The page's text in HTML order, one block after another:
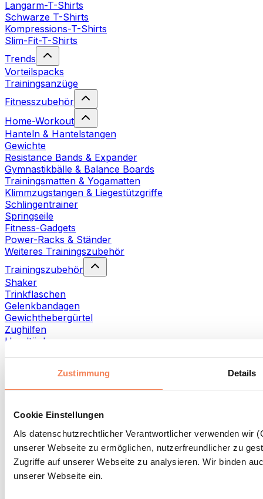
Zustimmung Details
Cookie Einstellungen
Als datenschutzrechtlicher Verantwortlicher verwenden wir
unserer Webseite zu ermöglichen, nutzerfreundlicher zu
Zugriffe auf unserer Webseite zu analysieren. Wir binden
unserer Webseite ein.
Langarm-T-Shirts
Schwarze T-Shirts
Kompressions-T-Shirts
Slim-Fit-T-Shirts
Trends
Vorteilspacks
Trainingsanzüge
Fitnesszubehör
Home-Workout
Hanteln & Hantelstangen
Gewichte
Resistance Bands & Expander
Gymnastikbälle & Balance Boards
Trainingsmatten & Yogamatten
Klimmzugstangen & Liegestützgriffe
Schlingentrainer
Springseile
Fitness-Gadgets
Power-Racks & Ständer
Weiteres Trainingszubehör
Trainingszubehör
Shaker
Trinkflaschen
Gelenkbandagen
Gewichthebergürtel
Zughilfen
Handtücher
Faszien- und Massagerollen
Weitere Rehabilitationshilfen
Taschen & Rucksäcke
Essenstaschen und Meal-Prep-Zubehör
Sporttaschen